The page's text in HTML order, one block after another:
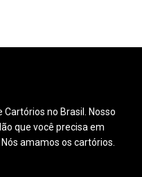
no Brasil. Nosso
que você precisa em
amamos os cartórios.